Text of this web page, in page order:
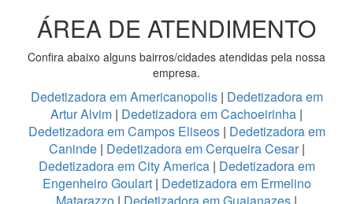
ÁREA DE ATENDIMENTO
Confira abaixo alguns bairros/cidades atendidas pela nossa
empresa.
Dedetizadora em Americanopolis | Dedetizadora em
Artur Alvim | Dedetizadora em Cachoeirinha |
Dedetizadora em Campos Eliseos | Dedetizadora em
Caninde| Dedetizadora em Cerqueira Cesar|
Dedetizadora em City America | Dedetizadora em
Engenheiro Goulart | Dedetizadora em Ermelino
Matarazzo | Dedetizadora em Guaianazes |